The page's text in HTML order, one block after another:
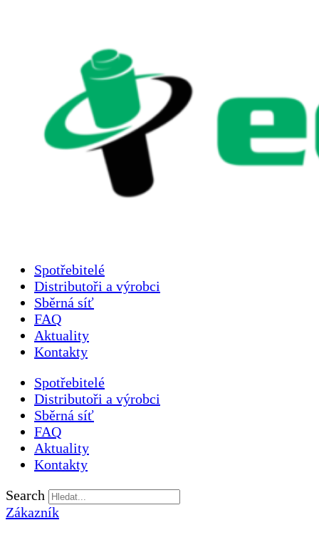
Spotřebitelé
Distributoři a výrobci
Sběrná síť
FAQ
Aktuality
Kontakty
Spotřebitelé
Distributoři a výrobci
Sběrná síť
FAQ
Aktuality
Kontakty
Search
Zákazník